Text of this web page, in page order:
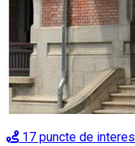
17 puncte de interes